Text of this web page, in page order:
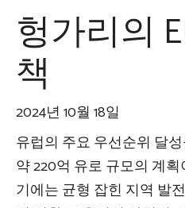
헝가리의
책
2024년 10월 18일
유럽의 주요 우선순위 달
약 220억 유로 규모의 계
기에는 균형 잡힌 지역 발